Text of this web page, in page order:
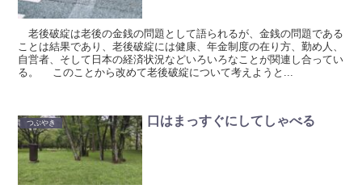
老後破綻は老後の金銭の問題として語られるが、金銭の問題である
ことは結果であり、老後破綻には健康、年金制度の在り方、勤め人、
自営者、そして日本の経済状況などいろいろなことが関連し合ってい
る。 このことから改めて老後破綻について考えようと...
つぶやき 口はまっすぐにしてしゃべる